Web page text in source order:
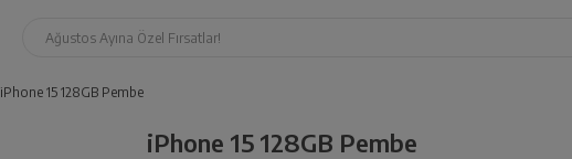
Ağustos Ayına Özel Fırsatlar!
iPhone 15 128GB Pembe
iPhone 15 128GB Pembe